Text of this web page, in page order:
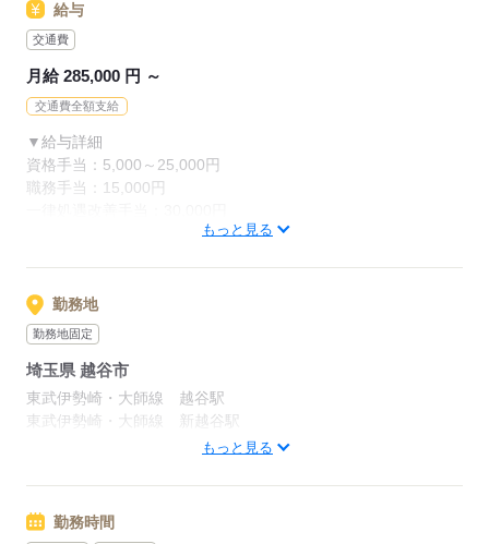
給与
交通費
月給 285,000 円 ～
交通費全額支給
▼給与詳細
資格手当：5,000～25,000円
職務手当：15,000円
住宅手当：規定あり
精勤手当：8,000円
調整手当：0～150,000円
※経験による
▼下記別途支給
※12/300時～1/324時
賞与年2回（6月・12月）
もっと見る
勤務地
勤務地固定
埼玉県 越谷市
東武伊勢崎・大師線 越谷駅
東武伊勢崎・大師線 新越谷駅
東武スカイツリーライン「越谷駅」より、バス：「野中」下車
もっと見る
勤務時間